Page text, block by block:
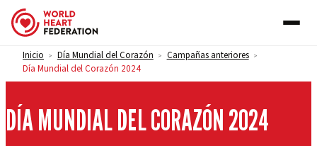
Skip to content
Inicio > Día Mundial del Corazón > Campañas anteriores >
Día Mundial del Corazón 2024
DÍA MUNDIAL DEL CORAZÓN 2024